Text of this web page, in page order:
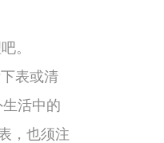
。
表或清
活中的
，也须注